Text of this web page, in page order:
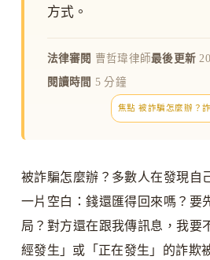
方式。
法律審閱 曹哲瑋律師最後更新
閱讀時間 5 分鐘
焦點 被詐騙怎麼辦？
被詐騙怎麼辦？多數人在發現自
一片空白：錢還匯得回來嗎？要
局？對方還在跟我傳訊息，我要
經發生」或「正在發生」的詐欺